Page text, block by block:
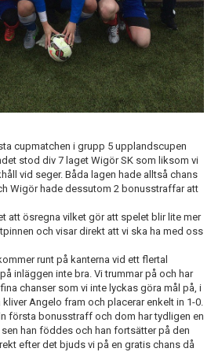
cupmatchen i grupp 5 upplandscupen
stod div 7 laget Wigör SK som liksom vi
vid seger. Båda lagen hade alltså chans
Wigör hade dessutom 2 bonusstraffar att
att ösregna vilket gör att spelet blir lite mer
och visar direkt att vi ska ha med oss
runt på kanterna vid ett flertal
inläggen inte bra. Vi trummar på och har
chanser som vi inte lyckas göra mål på, i
Angelo fram och placerar enkelt in 1-0.
första bonusstraff och dom har tydligen en
han föddes och han fortsätter på den
efter det bjuds vi på en gratis chans då